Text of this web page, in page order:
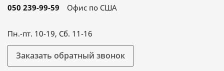
050 239-99-59
Офис по США
Пн.-пт. 10-19, Сб. 11-16
Заказать обратный звонок